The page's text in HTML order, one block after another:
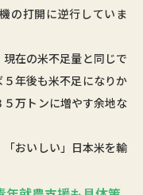
の打開に逆行していま
在の米不足量と同じで
年後も米不足になりか
万トンに増やす余地な
おいしい」日本米を輸